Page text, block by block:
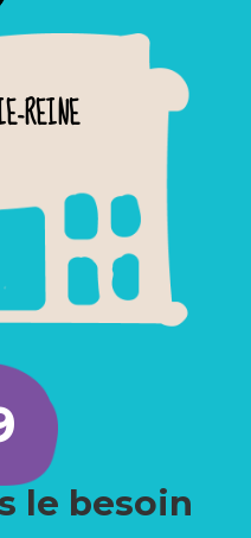
REINE
le besoin